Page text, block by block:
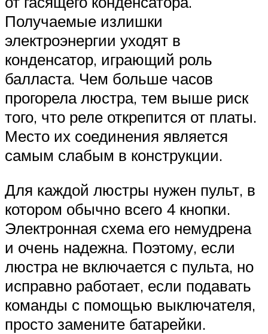
Получаемые излишки
электроэнергии уходят в
конденсатор, играющий роль
балласта. Чем больше часов
прогорела люстра, тем выше риск
того, что реле открепится от платы.
Место их соединения является
самым слабым в конструкции.
Для каждой люстры нужен пульт, в
котором обычно всего 4 кнопки.
Электронная схема его немудрена
и очень надежна. Поэтому, если
люстра не включается с пульта, но
исправно работает, если подавать
команды с помощью выключателя,
просто замените батарейки.